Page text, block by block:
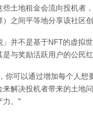
些土地租金会流向投机者
）之间平等地分享该社区
」并不是基于NFT的虚拟
是与奖励活跃用户的公民
你可以通过增加每个人
来解决投机者带来的土地
力。”